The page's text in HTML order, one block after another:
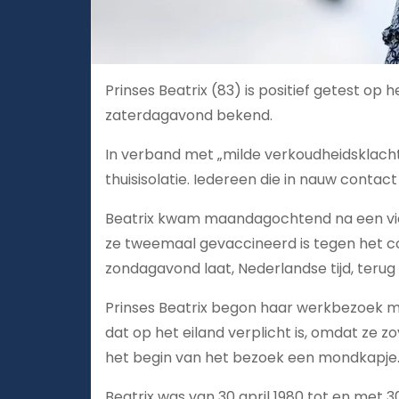
Prinses Beatrix (83) is positief getest op
zaterdagavond bekend.
In verband met „milde
thuisisolatie. Iedereen die in nauw
Beatrix kwam maandagochtend na een
ze tweemaal gevaccineerd is tegen het
zondagavond laat, Nederlandse tijd,
Prinses Beatrix begon haar werkbezoek
dat op het eiland verplicht is, omdat ze
het begin van het bezoek een mondkapje.